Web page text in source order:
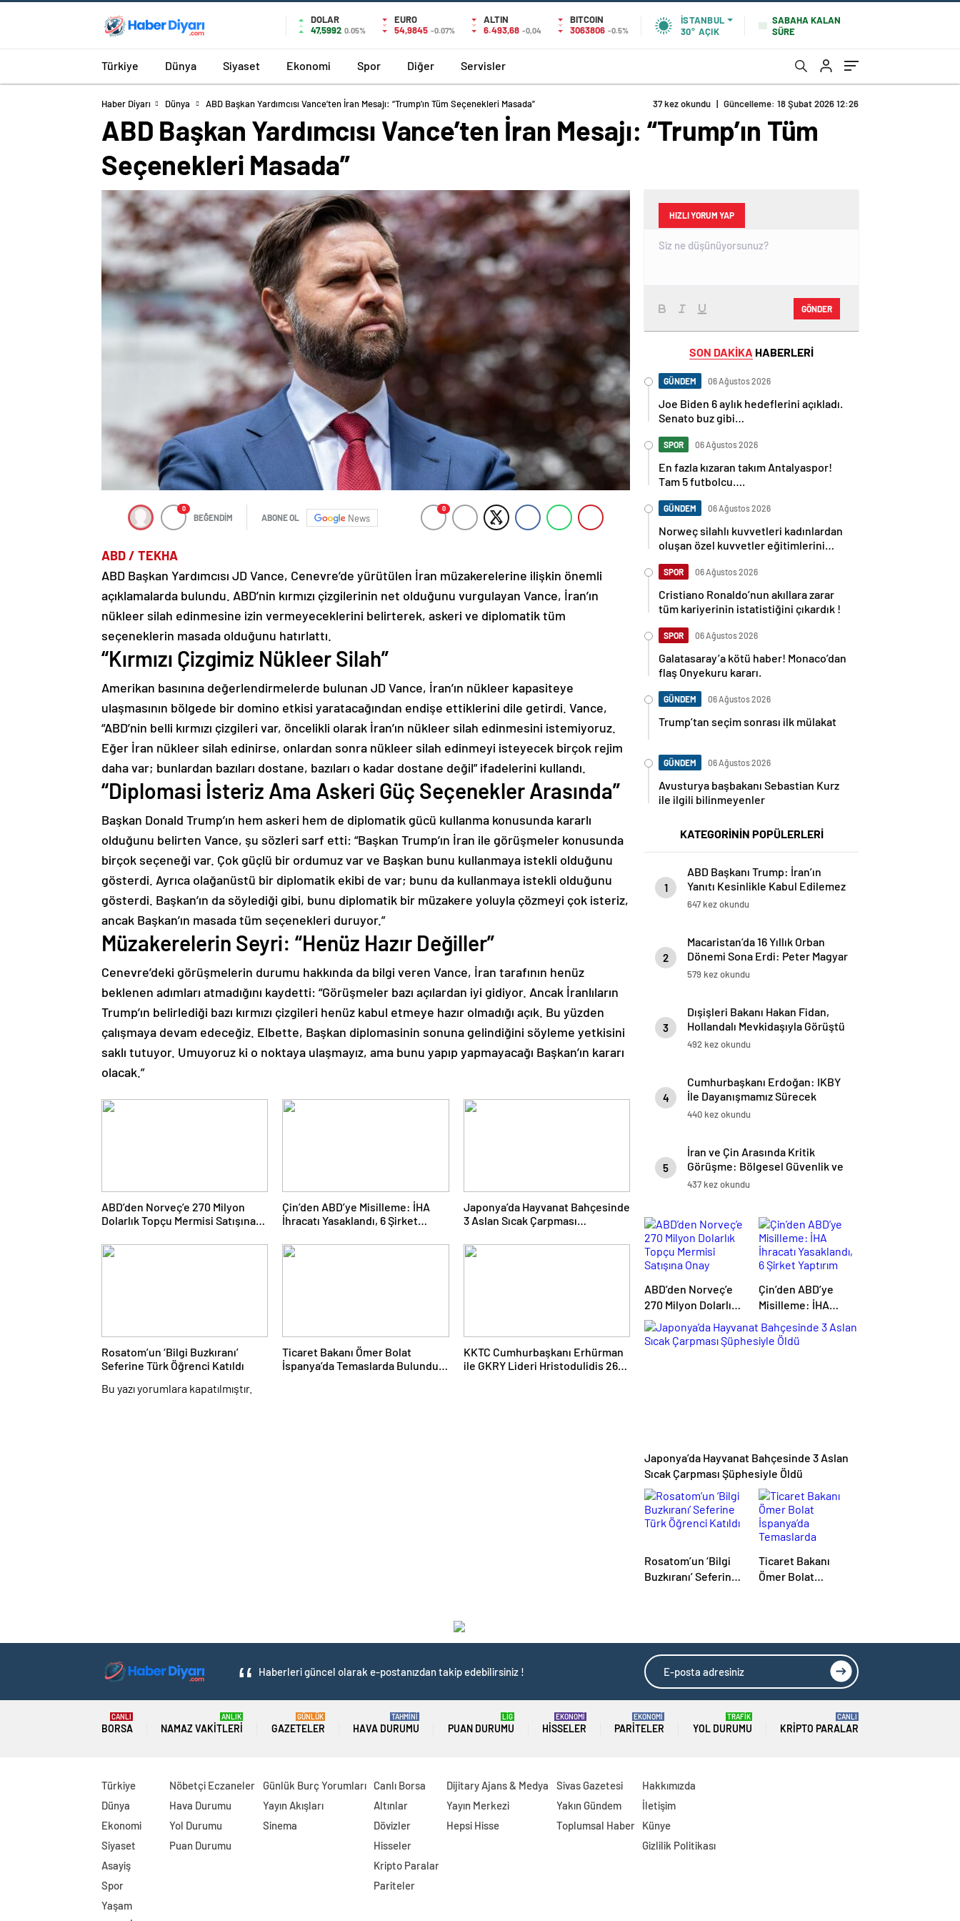
DOLAR
47,5992 0.05%
EURO
54,9845 -0.07%
ALTIN
6.493,68 -0,04
BITCOIN
3063806 -0.5%
İSTANBUL
30° AÇIK
SABAHA KALAN
SÜRE
Türkiye Dünya Siyaset Ekonomi Spor Diğer Servisler
Haber Diyarı Dünya ABD Başkan Yardımcısı Vance’ten İran Mesajı: “Trump’ın Tüm Seçenekleri Masada” 37 kez okundu | Güncelleme: 18 Şubat 2026 12:26
ABD Başkan Yardımcısı Vance’ten İran Mesajı: “Trump’ın Tüm
Seçenekleri Masada”
0
BEĞENDİM ABONE OL News
0
ABD / TEKHA
ABD Başkan Yardımcısı JD Vance, Cenevre’de yürütülen İran müzakerelerine ilişkin önemli
açıklamalarda bulundu. ABD’nin kırmızı çizgilerinin net olduğunu vurgulayan Vance, İran’ın
nükleer silah edinmesine izin vermeyeceklerini belirterek, askeri ve diplomatik tüm
seçeneklerin masada olduğunu hatırlattı.
“Kırmızı Çizgimiz Nükleer Silah”
Amerikan basınına değerlendirmelerde bulunan JD Vance, İran’ın nükleer kapasiteye
ulaşmasının bölgede bir domino etkisi yaratacağından endişe ettiklerini dile getirdi. Vance,
“ABD’nin belli kırmızı çizgileri var, öncelikli olarak İran’ın nükleer silah edinmesini istemiyoruz.
Eğer İran nükleer silah edinirse, onlardan sonra nükleer silah edinmeyi isteyecek birçok rejim
daha var; bunlardan bazıları dostane, bazıları o kadar dostane değil” ifadelerini kullandı.
“Diplomasi İsteriz Ama Askeri Güç Seçenekler Arasında”
Başkan Donald Trump’ın hem askeri hem de diplomatik gücü kullanma konusunda kararlı
olduğunu belirten Vance, şu sözleri sarf etti: “Başkan Trump’ın İran ile görüşmeler konusunda
birçok seçeneği var. Çok güçlü bir ordumuz var ve Başkan bunu kullanmaya istekli olduğunu
gösterdi. Ayrıca olağanüstü bir diplomatik ekibi de var; bunu da kullanmaya istekli olduğunu
gösterdi. Başkan’ın da söylediği gibi, bunu diplomatik bir müzakere yoluyla çözmeyi çok isteriz,
ancak Başkan’ın masada tüm seçenekleri duruyor.”
Müzakerelerin Seyri: “Henüz Hazır Değiller”
Cenevre’deki görüşmelerin durumu hakkında da bilgi veren Vance, İran tarafının henüz
beklenen adımları atmadığını kaydetti: “Görüşmeler bazı açılardan iyi gidiyor. Ancak İranlıların
Trump’ın belirlediği bazı kırmızı çizgileri henüz kabul etmeye hazır olmadığı açık. Bu yüzden
çalışmaya devam edeceğiz. Elbette, Başkan diplomasinin sonuna gelindiğini söyleme yetkisini
saklı tutuyor. Umuyoruz ki o noktaya ulaşmayız, ama bunu yapıp yapmayacağı Başkan’ın kararı
olacak.”
ABD’den Norveç’e 270 Milyon
Dolarlık Topçu Mermisi Satışına
Çin’den ABD’ye Misilleme: İHA
İhracatı Yasaklandı, 6 Şirket
Japonya’da Hayvanat Bahçesinde
3 Aslan Sıcak Çarpması
Rosatom’un ‘Bilgi Buzkıranı’
Seferine Türk Öğrenci Katıldı
Ticaret Bakanı Ömer Bolat
İspanya’da Temaslarda Bulundu:
KKTC Cumhurbaşkanı Erhürman
ile GKRY Lideri Hristodulidis 26
Bu yazı yorumlara kapatılmıştır.
HIZLI YORUM YAP
GÖNDER
SON DAKİKA HABERLERİ
GÜNDEM 06 Ağustos 2026
Joe Biden 6 aylık hedeflerini açıkladı.
Senato buz gibi…
SPOR 06 Ağustos 2026
En fazla kızaran takım Antalyaspor!
Tam 5 futbolcu….
GÜNDEM 06 Ağustos 2026
Norweç silahlı kuvvetleri kadınlardan
oluşan özel kuvvetler eğitimlerini
SPOR 06 Ağustos 2026
Cristiano Ronaldo’nun akıllara zarar
tüm kariyerinin istatistiğini çıkardık !
SPOR 06 Ağustos 2026
Galatasaray’a kötü haber! Monaco’dan
flaş Onyekuru kararı.
GÜNDEM 06 Ağustos 2026
Trump’tan seçim sonrası ilk mülakat
GÜNDEM 06 Ağustos 2026
Avusturya başbakanı Sebastian Kurz
ile ilgili bilinmeyenler
KATEGORİNİN POPÜLERLERİ
1
ABD Başkanı Trump: İran’ın
Yanıtı Kesinlikle Kabul Edilemez
647 kez okundu
2
Macaristan’da 16 Yıllık Orban
Dönemi Sona Erdi: Peter Magyar
Resmen Başbakan
579 kez okundu
3
Dışişleri Bakanı Hakan Fidan,
Hollandalı Mevkidaşıyla Görüştü
492 kez okundu
4
Cumhurbaşkanı Erdoğan: IKBY
İle Dayanışmamız Sürecek
440 kez okundu
5
İran ve Çin Arasında Kritik
Görüşme: Bölgesel Güvenlik ve
Nükleer Haklar Masada
437 kez okundu
ABD’den Norveç’e
270 Milyon Dolarlık
Topçu Mermisi
Satışına Onay
Çin’den ABD’ye
Misilleme: İHA
İhracatı Yasaklandı,
6 Şirket Yaptırım
Listesinde
Japonya’da Hayvanat Bahçesinde 3 Aslan
Sıcak Çarpması Şüphesiyle Öldü
Rosatom’un ‘Bilgi
Buzkıranı’ Seferine
Ticaret Bakanı
Ömer Bolat
Hacmi
Haberleri güncel olarak e-postanızdan takip edebilirsiniz !
BORSA
CANLI
NAMAZ VAKITLERI
ANLIK
GAZETELER
GÜNLÜK
HAVA DURUMU
TAHMİNİ
PUAN DURUMU
LİG
HISSELER
EKONOMİ
PARITELER
EKONOMİ
YOL DURUMU
TRAFİK
KRIPTO PARALAR
CANLI
Türkiye
Dünya
Ekonomi
Siyaset
Asayiş
Spor
Yaşam
Nöbetçi Eczaneler
Hava Durumu
Yol Durumu
Puan Durumu
Günlük Burç Yorumları
Yayın Akışları
Sinema
Canlı Borsa
Altınlar
Dövizler
Hisseler
Kripto Paralar
Pariteler
Dijitary Ajans & Medya
Yayın Merkezi
Hepsi Hisse
Sivas Gazetesi
Yakın Gündem
Toplumsal Haber
Hakkımızda
İletişim
Künye
Gizlilik Politikası